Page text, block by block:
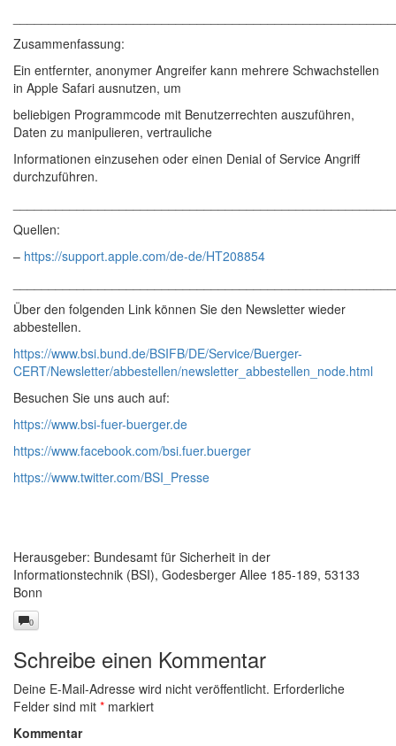
Zusammenfassung:
Ein entfernter, anonymer Angreifer kann mehrere Schwachstellen
in Apple Safari ausnutzen, um
beliebigen Programmcode mit Benutzerrechten auszuführen,
Daten zu manipulieren, vertrauliche
Informationen einzusehen oder einen Denial of Service Angriff
durchzuführen.
Quellen:
– https://support.apple.com/de-de/HT208854
Über den folgenden Link können Sie den Newsletter wieder
abbestellen.
https://www.bsi.bund.de/BSIFB/DE/Service/Buerger-
CERT/Newsletter/abbestellen/newsletter_abbestellen_node.html
Besuchen Sie uns auch auf:
https://www.bsi-fuer-buerger.de
https://www.facebook.com/bsi.fuer.buerger
https://www.twitter.com/BSI_Presse
Herausgeber: Bundesamt für Sicherheit in der
Informationstechnik (BSI), Godesberger Allee 185-189, 53133
Bonn
0
Schreibe einen Kommentar
Deine E-Mail-Adresse wird nicht veröffentlicht. Erforderliche
Felder sind mit * markiert
Kommentar